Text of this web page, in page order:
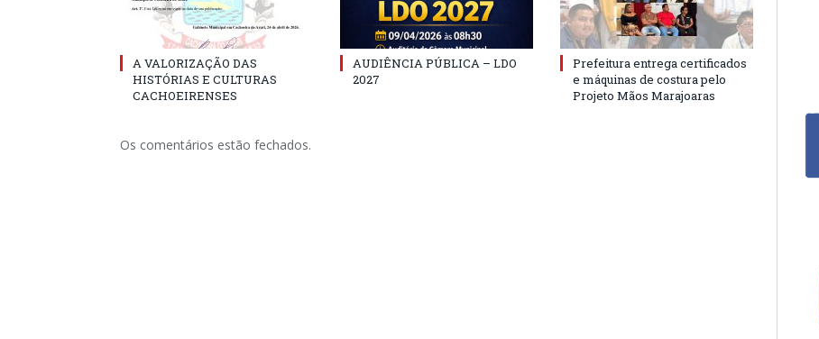
A VALORIZAÇÃO DAS
HISTÓRIAS E CULTURAS
CACHOEIRENSES
AUDIÊNCIA PÚBLICA – LDO
2027
Prefeitura entrega certificados
e máquinas de costura pelo
Projeto Mãos Marajoaras
Os comentários estão fechados.